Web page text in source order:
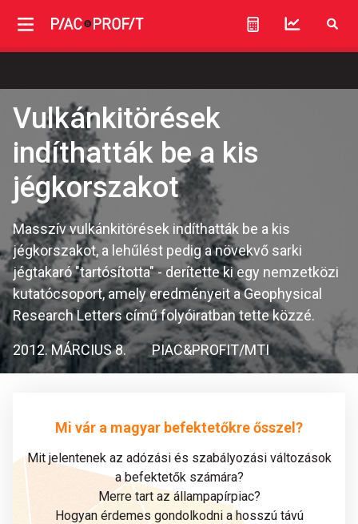
Vulkánkitörések
indíthatták be a kis
jégkorszakot
Masszív vulkánkitörések indíthatták be a kis
jégkorszakot, a lehűlést pedig a növekvő sarki
jégtakaró "tartósította" - derítette ki egy nemzetközi
kutatócsoport, amely eredményeit a Geophysical
Research Letters című folyóiratban tette közzé.
2012. MÁRCIUS 8. PIAC&PROFIT/MTI
Mi vár a magyar befektetőkre ősszel?
Mit jelentenek az adózási és szabályozási változások
a befektetők számára?
Merre tart az állampapírpiac?
Hogyan érdemes gondolkodni a hosszú távú